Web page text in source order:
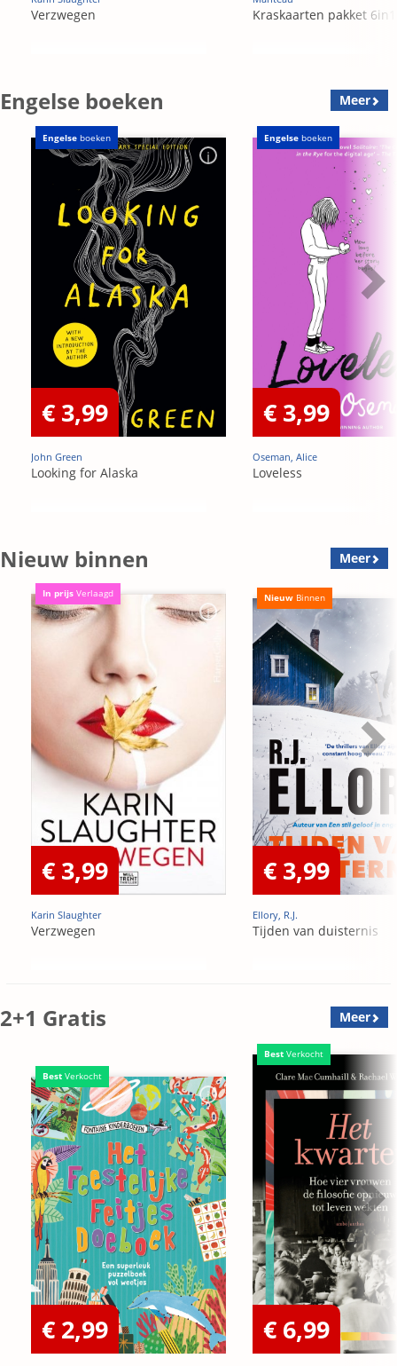
Verzwegen Kraskaarten pakket 6in1
Engelse boeken Meer
Engelse boeken
€ 3,99
John Green
Looking for Alaska
Engelse boeken
€ 3,99
Oseman, Alice
Loveless
Nieuw binnen Meer
In prijs Verlaagd
€ 3,99
Karin Slaughter
Verzwegen
Nieuw Binnen
€ 3,99
Ellory, R.J.
Tijden van duisternis
2+1 Gratis Meer
Best Verkocht
€ 2,99
Best Verkocht
€ 6,99